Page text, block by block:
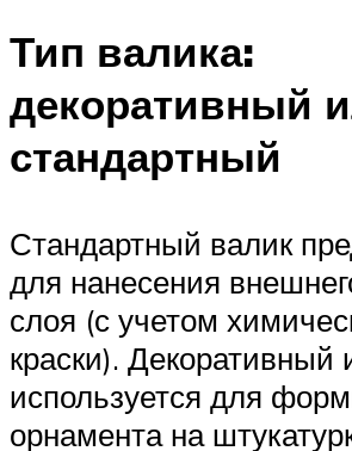
Тип валика:
декоративный
стандартный
Стандартный валик
для нанесения
слоя (с учетом
краски). Декоративный
используется для
орнамента на